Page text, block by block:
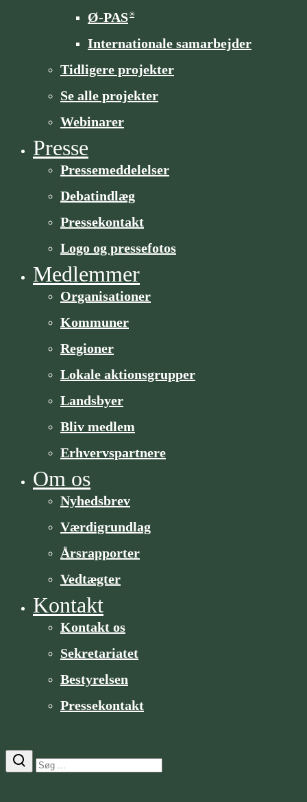
Ø-PAS®
Internationale samarbejder
Tidligere projekter
Se alle projekter
Webinarer
Presse
Pressemeddelelser
Debatindlæg
Pressekontakt
Logo og pressefotos
Medlemmer
Organisa­­tioner
Kommuner
Regioner
Lokale aktionsgrupper
Landsbyer
Bliv medlem
Erhvervspartnere
Om os
Nyhedsbrev
Værdigrundlag
Årsrapporter
Vedtægter
Kontakt
Kontakt os
Sekretariatet
Bestyrelsen
Pressekontakt